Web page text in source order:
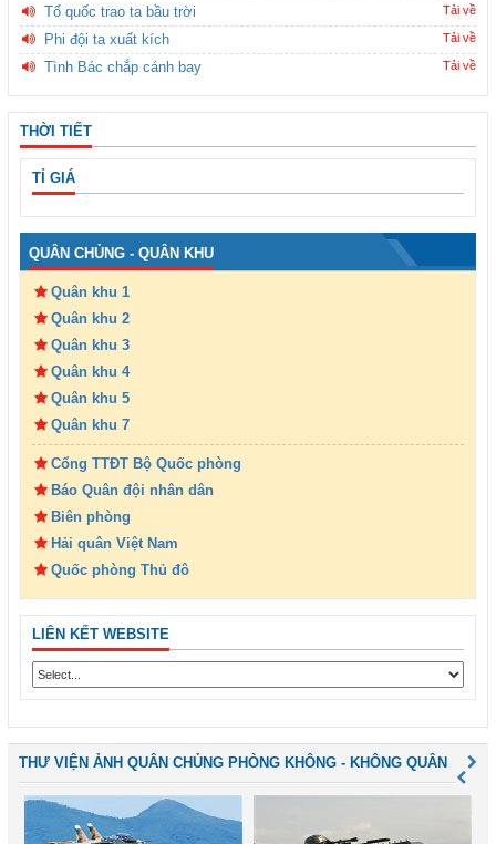
Tổ quốc trao ta bầu trời Tải về
Phi đội ta xuất kích Tải về
Tình Bác chắp cánh bay Tải về
THỜI TIẾT
TỈ GIÁ
QUÂN CHỦNG - QUÂN KHU
Quân khu 1
Quân khu 2
Quân khu 3
Quân khu 4
Quân khu 5
Quân khu 7
Cổng TTĐT Bộ Quốc phòng
Báo Quân đội nhân dân
Biên phòng
Hải quân Việt Nam
Quốc phòng Thủ đô
LIÊN KẾT WEBSITE
THƯ VIỆN ẢNH QUÂN CHỦNG PHÒNG KHÔNG - KHÔNG QUÂN